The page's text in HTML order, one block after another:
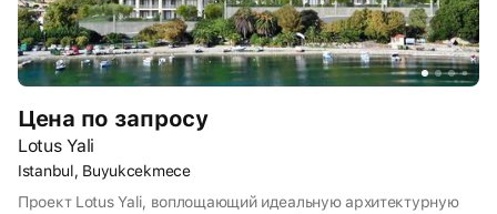
Цена по запросу
Lotus Yali
Istanbul, Buyukcekmece
Проект Lotus Yali, воплощающий идеальную архитектурную